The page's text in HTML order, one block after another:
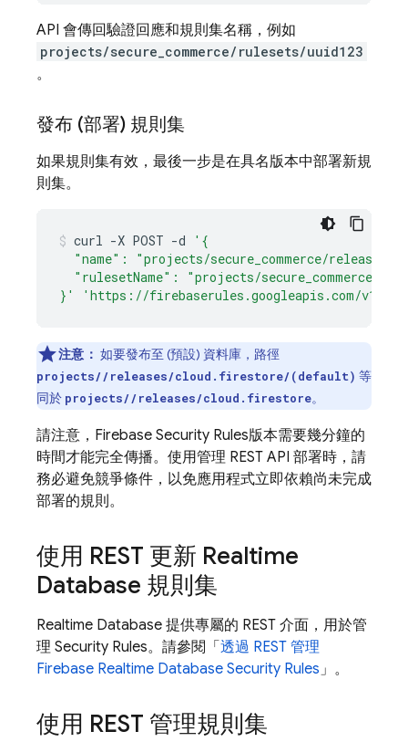
API 會傳回驗證回應和規則集名稱，例如
projects/secure_commerce/rulesets/uuid123
。
發布 (部署) 規則集
如果規則集有效，最後一步是在具名版本中部署新規
則集。
curl -X POST -d
'{
"name": "projects/secure_commerce/releases/
"rulesetName": "projects/secure_commerce/
}'
'https://firebaserules.googleapis.com/v1/
注意： 如要發布至 (預設) 資料庫，路徑
projects//releases/cloud.firestore/(default) 等
同於 projects//releases/cloud.firestore。
請注意， Firebase Security Rules版本需要幾分鐘的
時間才能完全傳播。使用管理 REST API 部署時，請
務必避免競爭條件，以免應用程式立即依賴尚未完成
部署的規則。
使用 REST 更新 Realtime
Database 規則集
Realtime Database 提供專屬的 REST 介面，用於管
理 Security Rules。請參閱「 透過 REST 管理
Firebase Realtime Database Security Rules」。
使用 REST 管理規則集